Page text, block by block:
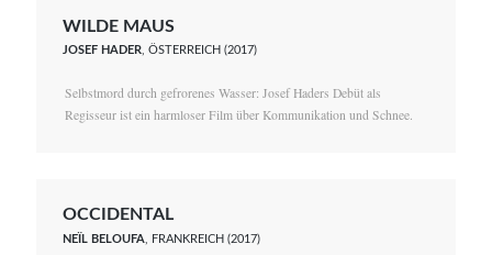
WILDE MAUS
JOSEF HADER , ÖSTERREICH (2017)
Selbstmord durch gefrorenes Wasser: Josef Haders Debüt als
Regisseur ist ein harmloser Film über Kommunikation und Schnee.
OCCIDENTAL
NEÏL BELOUFA , FRANKREICH (2017)